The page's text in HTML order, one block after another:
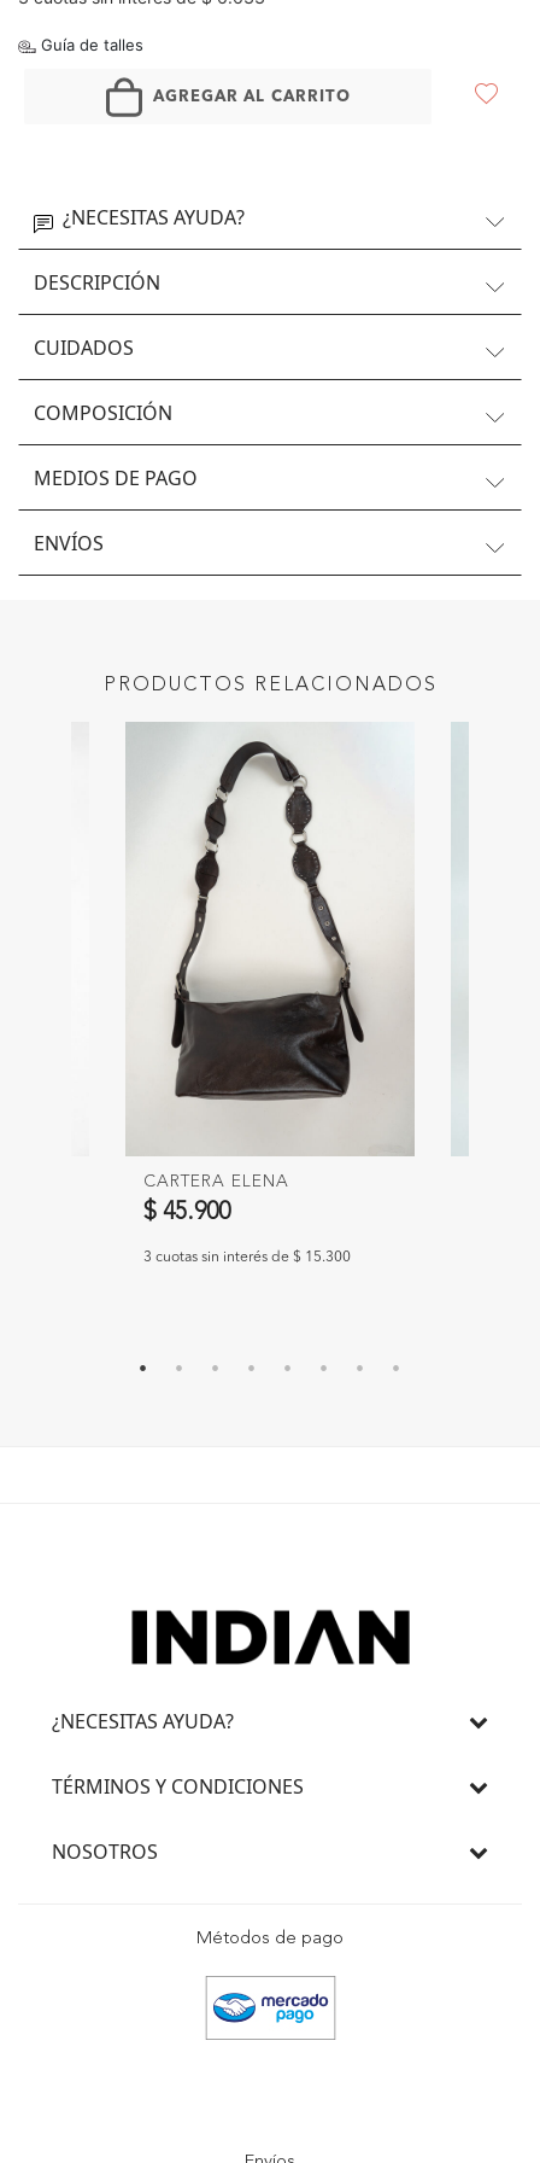
Guía de talles
AGREGAR AL CARRITO
¿NECESITAS AYUDA?
DESCRIPCIÓN
CUIDADOS
COMPOSICIÓN
MEDIOS DE PAGO
ENVÍOS
PRODUCTOS RELACIONADOS
CARTERA ELENA
$ 45.900
3 cuotas sin interés de $ 15.300
¿NECESITAS AYUDA?
TÉRMINOS Y CONDICIONES
NOSOTROS
Métodos de pago